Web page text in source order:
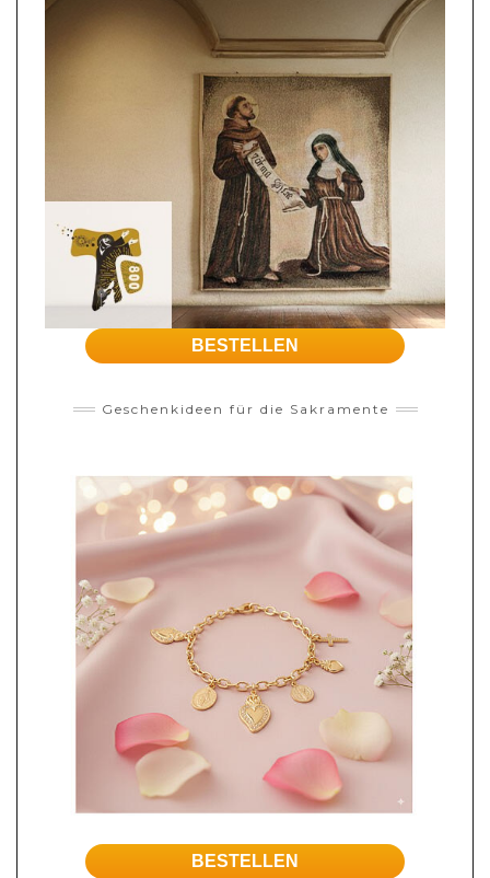
BESTELLEN
Geschenkideen für die Sakramente
BESTELLEN